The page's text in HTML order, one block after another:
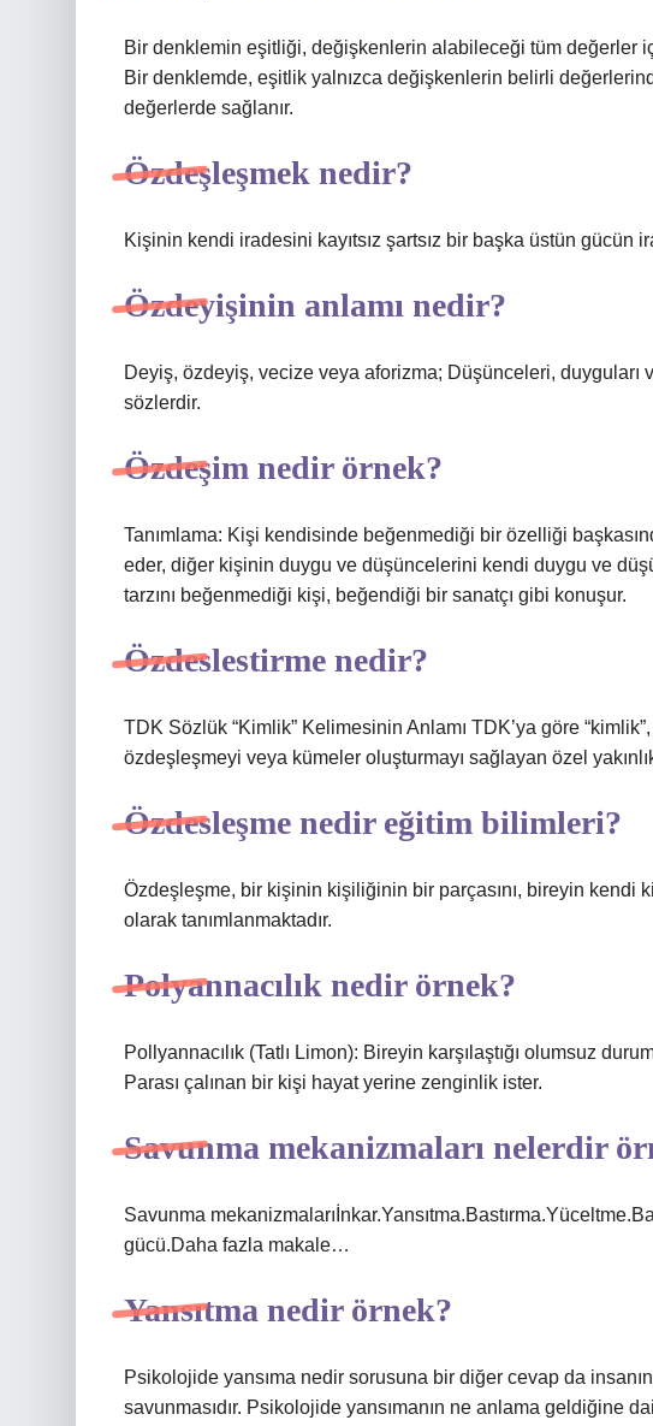
Bir denklemin eşitliği, değişkenlerin alabileceği tüm değerler
Bir denklemde, eşitlik yalnızca değişkenlerin belirli
değerlerde sağlanır.
Özdeşleşmek nedir?
Kişinin kendi iradesini kayıtsız şartsız bir başka üstün gücün
Özdeyişinin anlamı nedir?
Deyiş, özdeyiş, vecize veya aforizma; Düşünceleri, duyguları
sözlerdir.
Özdeşim nedir örnek?
Tanımlama: Kişi kendisinde beğenmediği bir özelliği
eder, diğer kişinin duygu ve düşüncelerini kendi duygu ve
tarzını beğenmediği kişi, beğendiği bir sanatçı gibi konuşur.
Özdeslestirme nedir?
TDK Sözlük “Kimlik” Kelimesinin Anlamı TDK’ya göre
özdeşleşmeyi veya kümeler oluşturmayı sağlayan özel
Özdesleşme nedir eğitim bilimleri?
Özdeşleşme, bir kişinin kişiliğinin bir parçasını, bireyin kendi
olarak tanımlanmaktadır.
Polyannacılık nedir örnek?
Pollyannacılık (Tatlı Limon): Bireyin karşılaştığı olumsuz
Parası çalınan bir kişi hayat yerine zenginlik ister.
Savunma mekanizmaları nelerdir
Savunma
gücü.Daha fazla makale…
Yansıtma nedir örnek?
Psikolojide yansıma nedir sorusuna bir diğer cevap da
savunmasıdır. Psikolojide yansımanın ne anlama geldiğine